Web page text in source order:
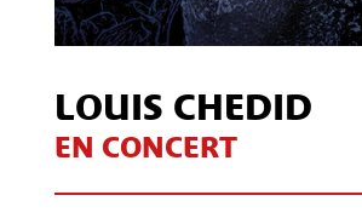
LOUIS CHEDID
EN CONCERT